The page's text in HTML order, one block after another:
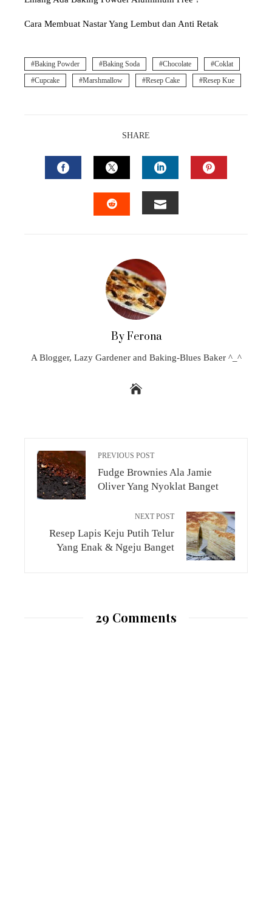
Cara Membuat Nastar Yang Lembut dan Anti Retak
Baking Powder Baking Soda Chocolate
Coklat
Cupcake
Marshmallow Resep Cake Resep Kue
SHARE
FACEBOOKTWITTERLINKEDIN
By Ferona
A Blogger, Lazy Gardener and Baking-Blues Baker ^_^
PREVIOUS POST
Fudge Brownies Ala Jamie
Oliver Yang Nyoklat Banget
NEXT POST
Resep Lapis Keju Putih Telur
Yang Enak & Ngeju Banget
29 Comments